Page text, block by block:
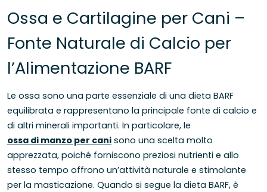
Ossa e Cartilagine per Cani –
Fonte Naturale di Calcio per
l’Alimentazione BARF
Le ossa sono una parte essenziale di una dieta BARF
equilibrata e rappresentano la principale fonte di calcio e
di altri minerali importanti. In particolare, le
ossa di manzo per cani sono una scelta molto
apprezzata, poiché forniscono preziosi nutrienti e allo
stesso tempo offrono un’attività naturale e stimolante
per la masticazione. Quando si segue la dieta BARF, è